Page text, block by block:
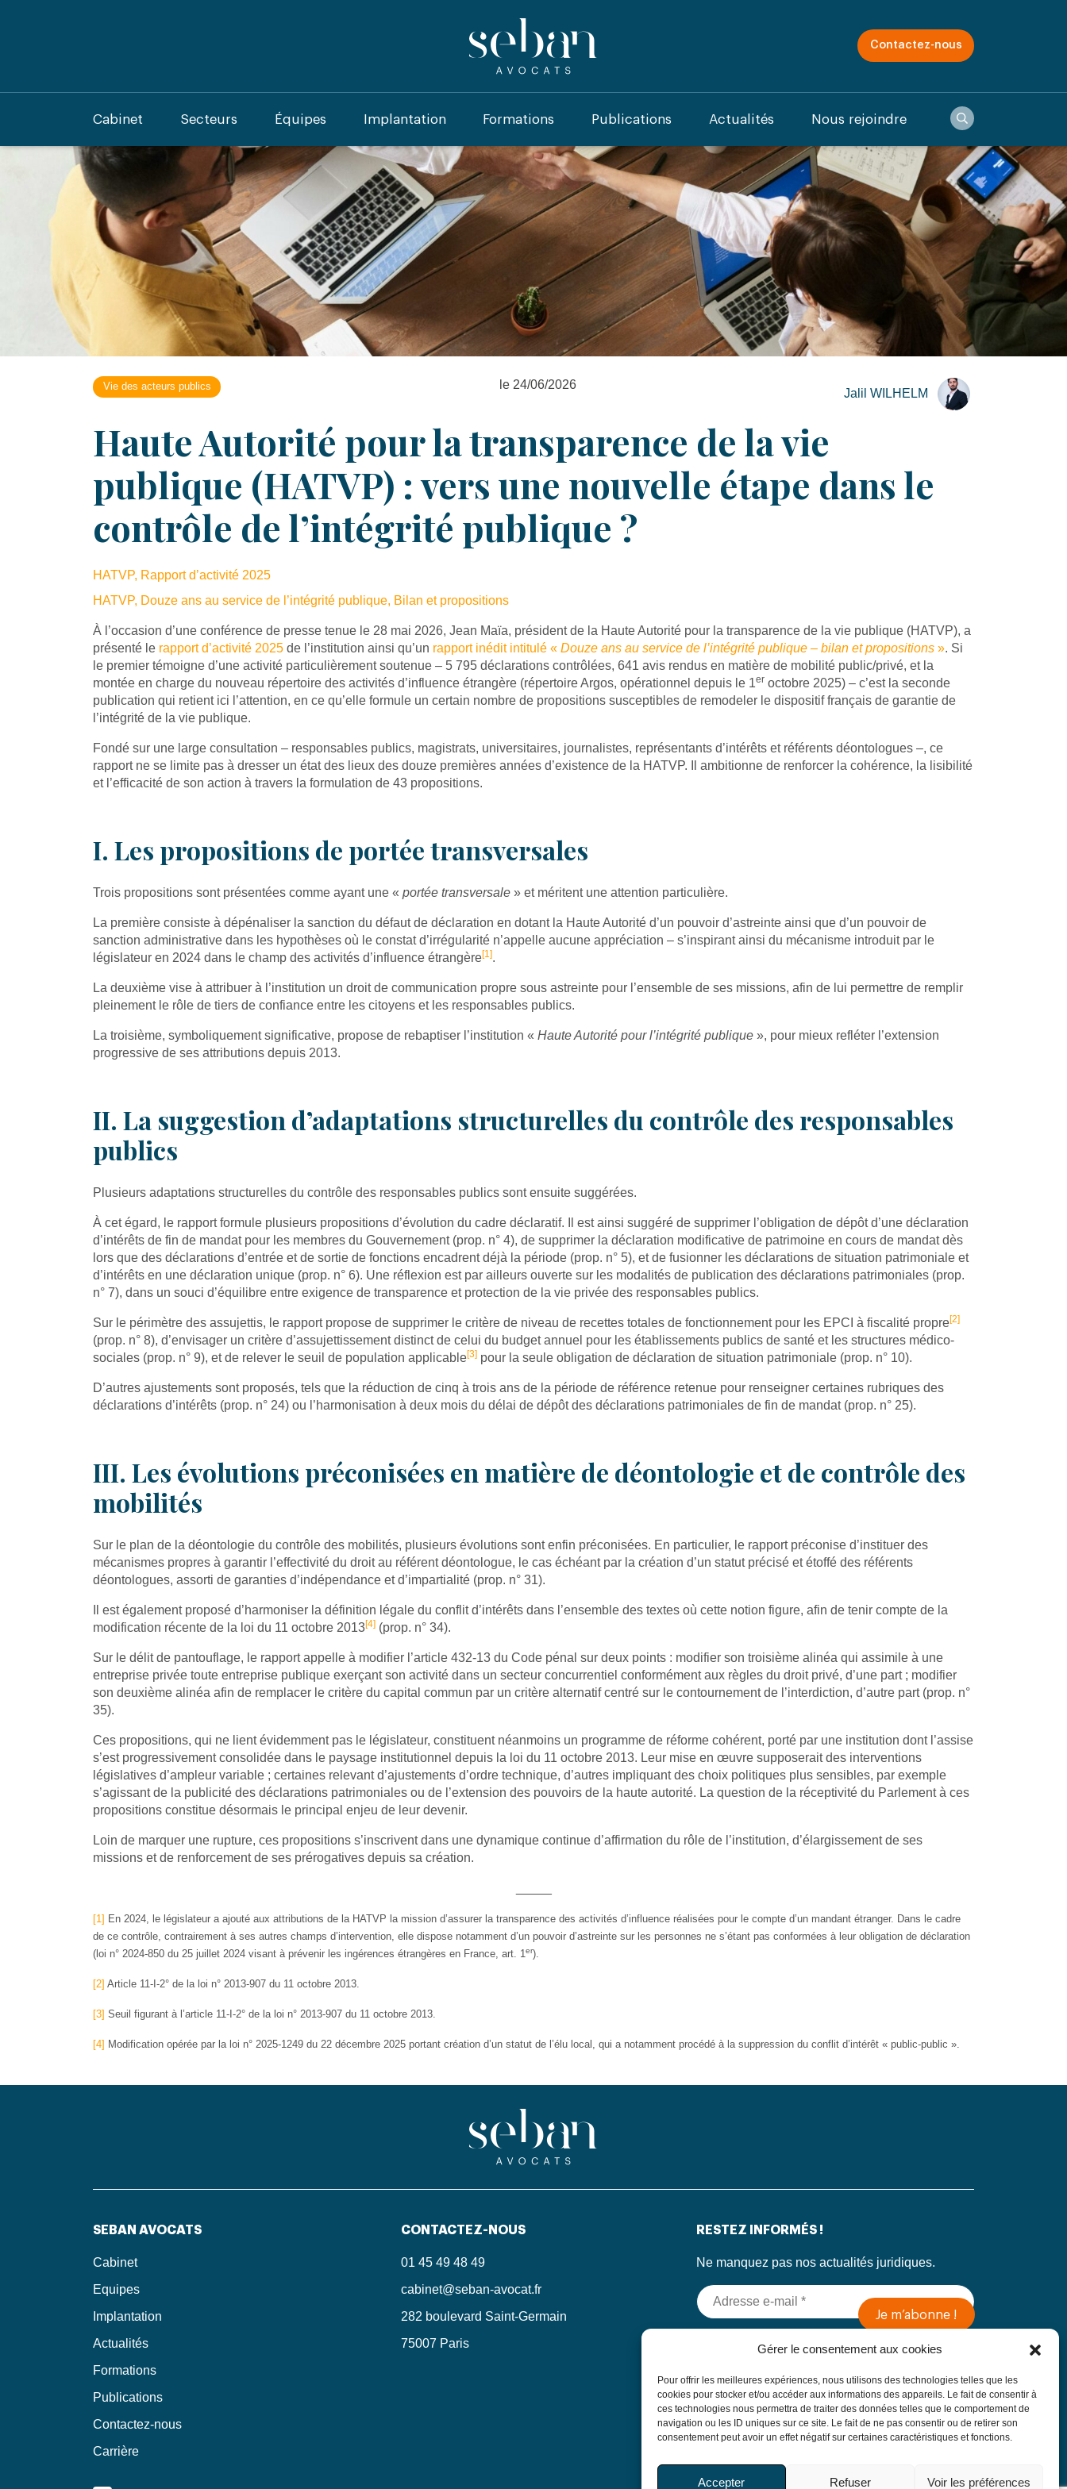
Gérer le consentement aux cookies
Pour offrir les meilleures expériences, nous utilisons des technologies telles que les
cookies pour stocker et/ou accéder aux informations des appareils. Le fait de consentir à
ces technologies nous permettra de traiter des données telles que le comportement de
navigation ou les ID uniques sur ce site. Le fait de ne pas consentir ou de retirer son
consentement peut avoir un effet négatif sur certaines caractéristiques et fonctions.
Accepter Refuser Voir les préférences
Contactez-nous
Recherche
Cabinet Secteurs Équipes Implantation Formations Publications Actualités Nous rejoindre
Vie des acteurs publics le 24/06/2026
Jalil WILHELM
Haute Autorité pour la transparence de la vie
publique (HATVP) : vers une nouvelle étape dans le
contrôle de l’intégrité publique ?
HATVP, Rapport d’activité 2025
HATVP, Douze ans au service de l’intégrité publique, Bilan et propositions
À l’occasion d’une conférence de presse tenue le 28 mai 2026, Jean Maïa, président de la Haute Autorité pour la transparence de la vie publique (HATVP), a
présenté le rapport d’activité 2025 de l’institution ainsi qu’un rapport inédit intitulé « Douze ans au service de l’intégrité publique – bilan et propositions ». Si
le premier témoigne d’une activité particulièrement soutenue – 5 795 déclarations contrôlées, 641 avis rendus en matière de mobilité public/privé, et la
montée en charge du nouveau répertoire des activités d’influence étrangère (répertoire Argos, opérationnel depuis le 1er octobre 2025) – c’est la seconde
publication qui retient ici l’attention, en ce qu’elle formule un certain nombre de propositions susceptibles de remodeler le dispositif français de garantie de
l’intégrité de la vie publique.
Fondé sur une large consultation – responsables publics, magistrats, universitaires, journalistes, représentants d’intérêts et référents déontologues –, ce
rapport ne se limite pas à dresser un état des lieux des douze premières années d’existence de la HATVP. Il ambitionne de renforcer la cohérence, la lisibilité
et l’efficacité de son action à travers la formulation de 43 propositions.
I. Les propositions de portée transversales
Trois propositions sont présentées comme ayant une « portée transversale » et méritent une attention particulière.
La première consiste à dépénaliser la sanction du défaut de déclaration en dotant la Haute Autorité d’un pouvoir d’astreinte ainsi que d’un pouvoir de
sanction administrative dans les hypothèses où le constat d’irrégularité n’appelle aucune appréciation – s’inspirant ainsi du mécanisme introduit par le
législateur en 2024 dans le champ des activités d’influence étrangère[1].
La deuxième vise à attribuer à l’institution un droit de communication propre sous astreinte pour l’ensemble de ses missions, afin de lui permettre de remplir
pleinement le rôle de tiers de confiance entre les citoyens et les responsables publics.
La troisième, symboliquement significative, propose de rebaptiser l’institution « Haute Autorité pour l’intégrité publique », pour mieux refléter l’extension
progressive de ses attributions depuis 2013.
II. La suggestion d’adaptations structurelles du contrôle des responsables
publics
Plusieurs adaptations structurelles du contrôle des responsables publics sont ensuite suggérées.
À cet égard, le rapport formule plusieurs propositions d’évolution du cadre déclaratif. Il est ainsi suggéré de supprimer l’obligation de dépôt d’une déclaration
d’intérêts de fin de mandat pour les membres du Gouvernement (prop. n° 4), de supprimer la déclaration modificative de patrimoine en cours de mandat dès
lors que des déclarations d’entrée et de sortie de fonctions encadrent déjà la période (prop. n° 5), et de fusionner les déclarations de situation patrimoniale et
d’intérêts en une déclaration unique (prop. n° 6). Une réflexion est par ailleurs ouverte sur les modalités de publication des déclarations patrimoniales (prop.
n° 7), dans un souci d’équilibre entre exigence de transparence et protection de la vie privée des responsables publics.
Sur le périmètre des assujettis, le rapport propose de supprimer le critère de niveau de recettes totales de fonctionnement pour les EPCI à fiscalité propre[2]
(prop. n° 8), d’envisager un critère d’assujettissement distinct de celui du budget annuel pour les établissements publics de santé et les structures médico-
sociales (prop. n° 9), et de relever le seuil de population applicable[3] pour la seule obligation de déclaration de situation patrimoniale (prop. n° 10).
D’autres ajustements sont proposés, tels que la réduction de cinq à trois ans de la période de référence retenue pour renseigner certaines rubriques des
déclarations d’intérêts (prop. n° 24) ou l’harmonisation à deux mois du délai de dépôt des déclarations patrimoniales de fin de mandat (prop. n° 25).
III. Les évolutions préconisées en matière de déontologie et de contrôle des
mobilités
Sur le plan de la déontologie du contrôle des mobilités, plusieurs évolutions sont enfin préconisées. En particulier, le rapport préconise d’instituer des
mécanismes propres à garantir l’effectivité du droit au référent déontologue, le cas échéant par la création d’un statut précisé et étoffé des référents
déontologues, assorti de garanties d’indépendance et d’impartialité (prop. n° 31).
Il est également proposé d’harmoniser la définition légale du conflit d’intérêts dans l’ensemble des textes où cette notion figure, afin de tenir compte de la
modification récente de la loi du 11 octobre 2013[4] (prop. n° 34).
Sur le délit de pantouflage, le rapport appelle à modifier l’article 432-13 du Code pénal sur deux points : modifier son troisième alinéa qui assimile à une
entreprise privée toute entreprise publique exerçant son activité dans un secteur concurrentiel conformément aux règles du droit privé, d’une part ; modifier
son deuxième alinéa afin de remplacer le critère du capital commun par un critère alternatif centré sur le contournement de l’interdiction, d’autre part (prop. n°
35).
Ces propositions, qui ne lient évidemment pas le législateur, constituent néanmoins un programme de réforme cohérent, porté par une institution dont l’assise
s’est progressivement consolidée dans le paysage institutionnel depuis la loi du 11 octobre 2013. Leur mise en œuvre supposerait des interventions
législatives d’ampleur variable ; certaines relevant d’ajustements d’ordre technique, d’autres impliquant des choix politiques plus sensibles, par exemple
s’agissant de la publicité des déclarations patrimoniales ou de l’extension des pouvoirs de la haute autorité. La question de la réceptivité du Parlement à ces
propositions constitue désormais le principal enjeu de leur devenir.
Loin de marquer une rupture, ces propositions s’inscrivent dans une dynamique continue d’affirmation du rôle de l’institution, d’élargissement de ses
missions et de renforcement de ses prérogatives depuis sa création.
[1] En 2024, le législateur a ajouté aux attributions de la HATVP la mission d’assurer la transparence des activités d’influence réalisées pour le compte d’un mandant étranger. Dans le cadre
de ce contrôle, contrairement à ses autres champs d’intervention, elle dispose notamment d’un pouvoir d’astreinte sur les personnes ne s’étant pas conformées à leur obligation de déclaration
(loi n° 2024-850 du 25 juillet 2024 visant à prévenir les ingérences étrangères en France, art. 1er).
[2] Article 11-I-2° de la loi n° 2013-907 du 11 octobre 2013.
[3] Seuil figurant à l’article 11-I-2° de la loi n° 2013-907 du 11 octobre 2013.
[4] Modification opérée par la loi n° 2025-1249 du 22 décembre 2025 portant création d’un statut de l’élu local, qui a notamment procédé à la suppression du conflit d’intérêt « public-public ».
SEBAN AVOCATS
Cabinet
Equipes
Implantation
Actualités
Formations
Publications
Contactez-nous
Carrière
CONTACTEZ-NOUS
01 45 49 48 49
cabinet@seban-avocat.fr
282 boulevard Saint-Germain
75007 Paris
RESTEZ INFORMÉS !
Ne manquez pas nos actualités juridiques.
En soumettant ce formulaire, j’accepte que mes
le cadre de ma demande, conformément à la
politique de confidentialité du Cabinet